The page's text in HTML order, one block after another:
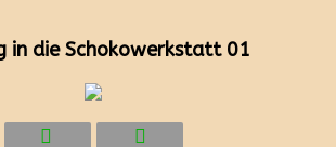
in die Schokowerkstatt 01